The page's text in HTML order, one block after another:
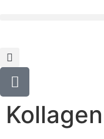
Kollagen